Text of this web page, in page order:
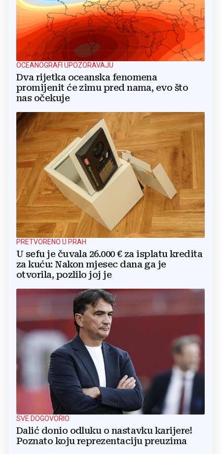
OCEANOGRAFI UPOZORAVAJU
Dva rijetka oceanska fenomena
promijenit će zimu pred nama, evo što
nas očekuje
PRETVORENO U PRAH
U sefu je čuvala 26.000 € za isplatu kredita
za kuću: Nakon mjesec dana ga je
otvorila, pozlilo joj je
SVE DOGOVORIO
Dalić donio odluku o nastavku karijere!
Poznato koju reprezentaciju preuzima